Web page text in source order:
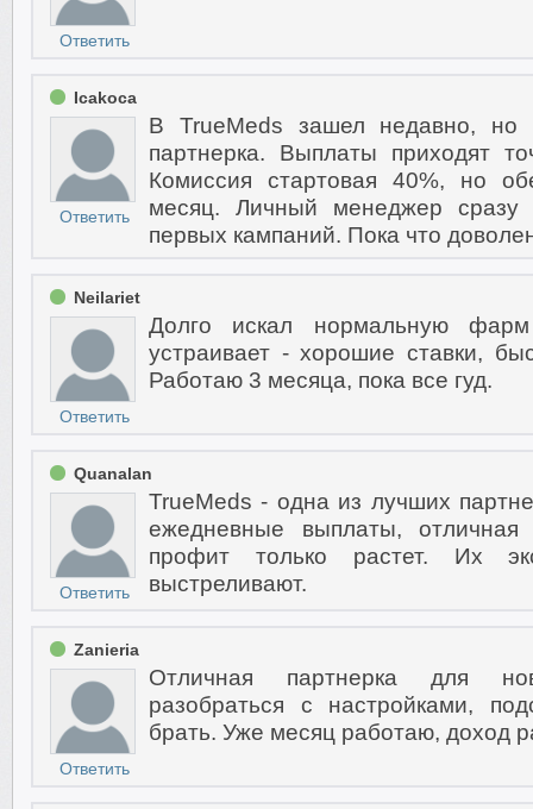
Ответить
Icakoca
Ответить
В TrueMeds зашел недавно, но
партнерка. Выплаты приходят
Комиссия стартовая 40%, но
месяц. Личный менеджер сразу
первых кампаний. Пока что
Neilariet
Ответить
Долго искал нормальную
устраивает - хорошие ставки,
Работаю 3 месяца, пока все гуд.
Quanalan
Ответить
TrueMeds - одна из лучших
ежедневные выплаты,
профит только растет. Их
выстреливают.
Zanieria
Ответить
Отличная партнерка для
разобраться с настройками,
брать. Уже месяц работаю, доход